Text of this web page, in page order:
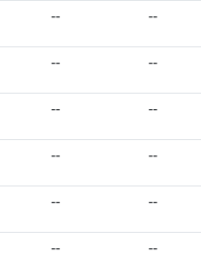
-- --
-- --
-- --
-- --
-- --
-- --